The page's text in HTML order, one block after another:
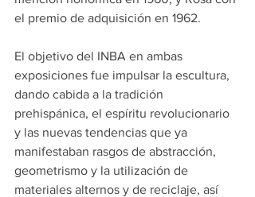
el premio de adquisición en 1962.
El objetivo del INBA en ambas
exposiciones fue impulsar la escultura,
dando cabida a la tradición
prehispánica, el espíritu revolucionario
y las nuevas tendencias que ya
manifestaban rasgos de abstracción,
geometrismo y la utilización de
materiales alternos y de reciclaje, así